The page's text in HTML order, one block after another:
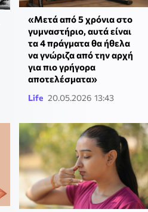
«Μετά από 5 χρόνια στο
γυμναστήριο, αυτά είναι
τα 4 πράγματα θα ήθελα
να γνώριζα από την αρχή
για πιο γρήγορα
αποτελέσματα»
Life 20.05.2026 13:43